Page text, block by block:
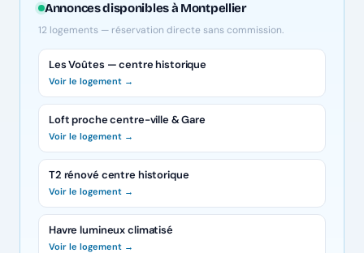
Annonces disponibles à Montpellier
12 logements — réservation directe sans commission.
Les Voûtes — centre historique
Voir le logement →
Loft proche centre-ville & Gare
Voir le logement →
T2 rénové centre historique
Voir le logement →
Havre lumineux climatisé
Voir le logement →